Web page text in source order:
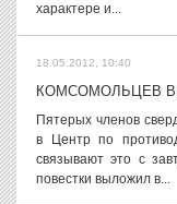
характере и...
18.05.2012, 10:40
КОМСОМОЛЬЦЕВ
Пятерых членов
в Центр по
связывают это с
повестки выложил в...